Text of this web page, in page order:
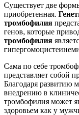
Существует две
приобретенная.
тромбофилия
генов, которые
тромбофилия
Сама по себе
представляет собой
Благодаря развитию
внедрению в
тромбофилия может
здоровьем как у